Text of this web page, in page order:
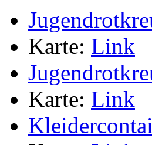
Karte: Link
Karte: Link